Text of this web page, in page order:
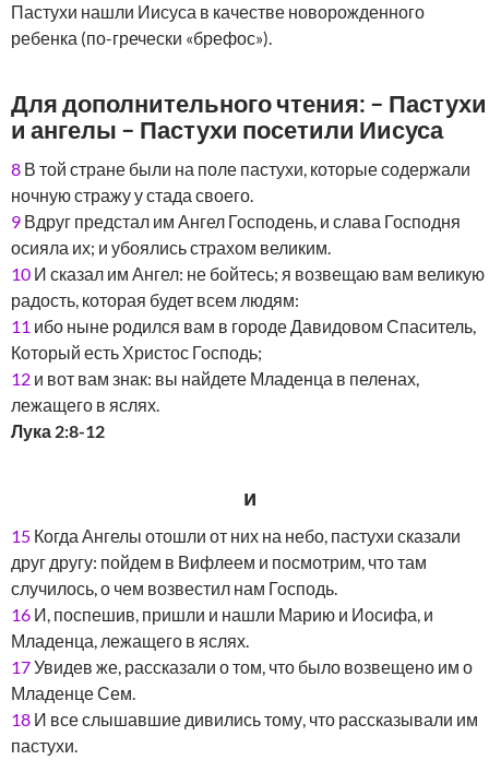
Пастухи нашли Иисуса в качестве новорожденного
ребенка (по-гречески «брефос»).
Для дополнительного чтения: – Пастухи
и ангелы – Пастухи посетили Иисуса
8 В той стране были на поле пастухи, которые содержали
ночную стражу у стада своего.
9 Вдруг предстал им Ангел Господень, и слава Господня
осияла их; и убоялись страхом великим.
10 И сказал им Ангел: не бойтесь; я возвещаю вам великую
радость, которая будет всем людям:
11 ибо ныне родился вам в городе Давидовом Спаситель,
Который есть Христос Господь;
12 и вот вам знак: вы найдете Младенца в пеленах,
лежащего в яслях.
Лука 2:8-12
и
15 Когда Ангелы отошли от них на небо, пастухи сказали
друг другу: пойдем в Вифлеем и посмотрим, что там
случилось, о чем возвестил нам Господь.
16 И, поспешив, пришли и нашли Марию и Иосифа, и
Младенца, лежащего в яслях.
17Увидев же, рассказали о том, что было возвещено им о
Младенце Сем.
18 И все слышавшие дивились тому, что рассказывали им
пастухи.